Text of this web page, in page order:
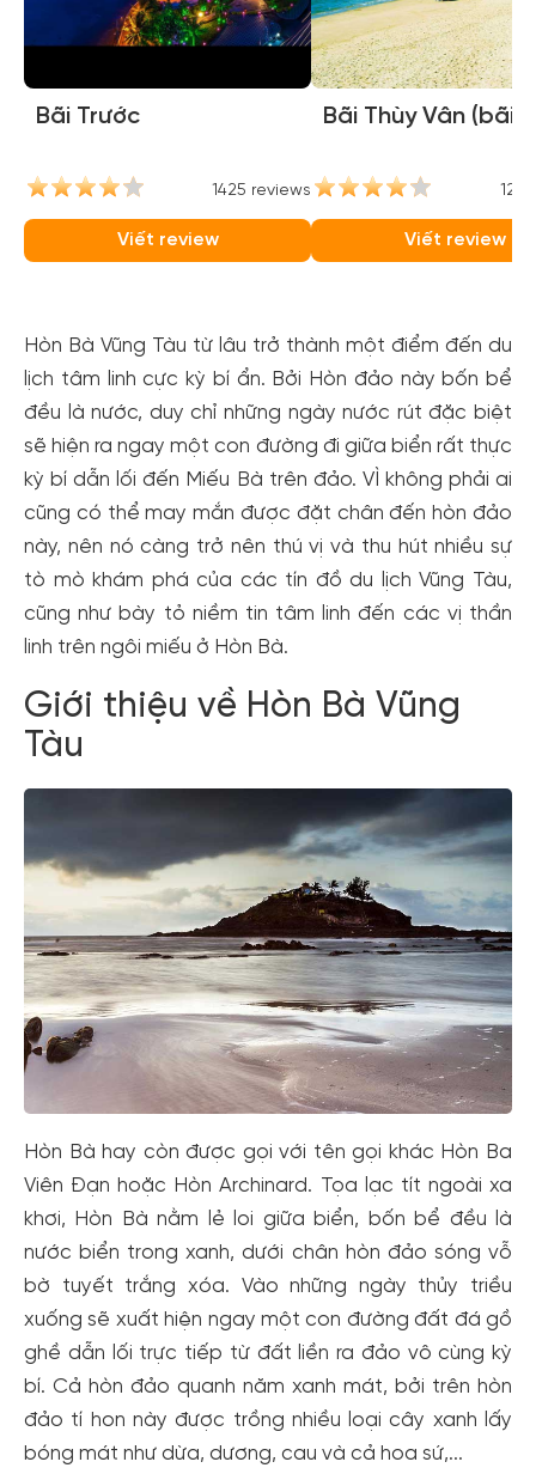
Bãi Trước
1425 reviews
Viết review
Bãi Thùy Vân (bãi
Viết review
Hòn Bà Vũng Tàu từ lâu trở thành một điểm đến du
lịch tâm linh cực kỳ bí ẩn. Bởi Hòn đảo này bốn bể
đều là nước, duy chỉ những ngày nước rút đặc biệt
sẽ hiện ra ngay một con đường đi giữa biển rất thực
kỳ bí dẫn lối đến Miếu Bà trên đảo. VÌ không phải ai
cũng có thể may mắn được đặt chân đến hòn đảo
này, nên nó càng trở nên thú vị và thu hút nhiều sự
tò mò khám phá của các tín đồ du lịch Vũng Tàu,
cũng như bày tỏ niềm tin tâm linh đến các vị thần
linh trên ngôi miếu ở Hòn Bà.
Giới thiệu về Hòn Bà Vũng
Tàu
Hòn Bà hay còn được gọi với tên gọi khác Hòn Ba
Viên Đạn hoặc Hòn Archinard. Tọa lạc tít ngoài xa
khơi, Hòn Bà nằm lẻ loi giữa biển, bốn bể đều là
nước biển trong xanh, dưới chân hòn đảo sóng vỗ
bờ tuyết trắng xóa. Vào những ngày thủy triều
xuống sẽ xuất hiện ngay một con đường đất đá gồ
ghề dẫn lối trực tiếp từ đất liền ra đảo vô cùng kỳ
bí. Cả hòn đảo quanh năm xanh mát, bởi trên hòn
đảo tí hon này được trồng nhiều loại cây xanh lấy
bóng mát như dừa, dương, cau và cả hoa sứ,...